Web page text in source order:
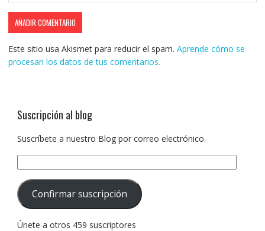
Este sitio usa Akismet para reducir el spam. Aprende cómo se
procesan los datos de tus comentarios.
Suscripción al blog
Suscríbete a nuestro Blog por correo electrónico.
de
correo
electrónico:
Confirmar suscripción
Únete a otros 459 suscriptores